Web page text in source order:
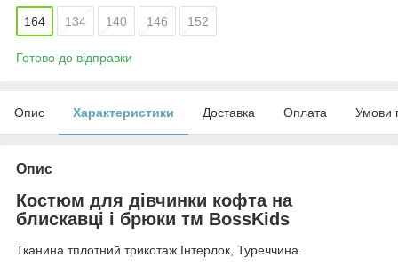
164 134 140 146 152
Готово до відправки
Опис Характеристики Доставка Оплата Умови
Опис
Костюм для дівчинки кофта на
блискавці і брюки тм BossKids
Тканина тплотний трикотаж Інтерлок, Туреччина.